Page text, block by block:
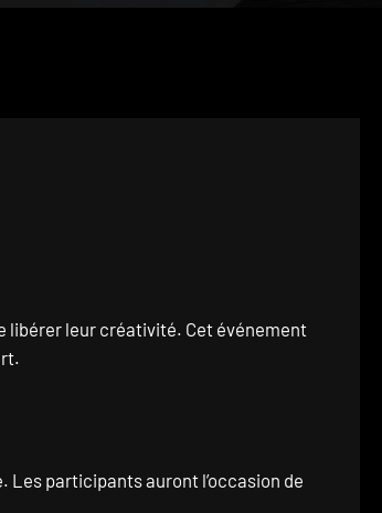
libérer leur créativité. Cet événement
participants auront l’occasion de